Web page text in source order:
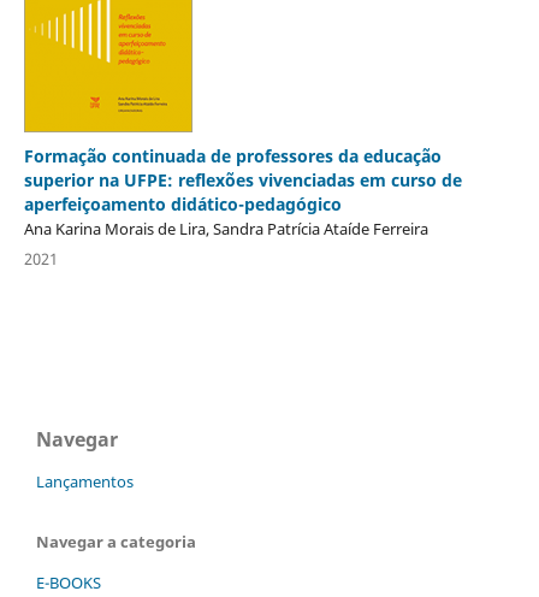
Formação continuada de professores da educação
superior na UFPE: reflexões vivenciadas em curso de
aperfeiçoamento didático-pedagógico
Ana Karina Morais de Lira, Sandra Patrícia Ataíde Ferreira
2021
Navegar
Lançamentos
Navegar a categoria
E-BOOKS